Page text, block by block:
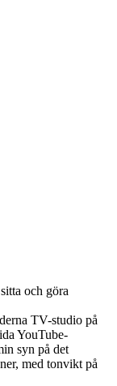
och göra
TV-studio på
YouTube-
syn på det
med tonvikt på